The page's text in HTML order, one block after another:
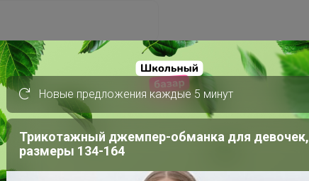
Забыли пароль?
Новые предложения каждые 5 минут
Трикотажный джемпер-обманка для девочек,
размеры 134-164